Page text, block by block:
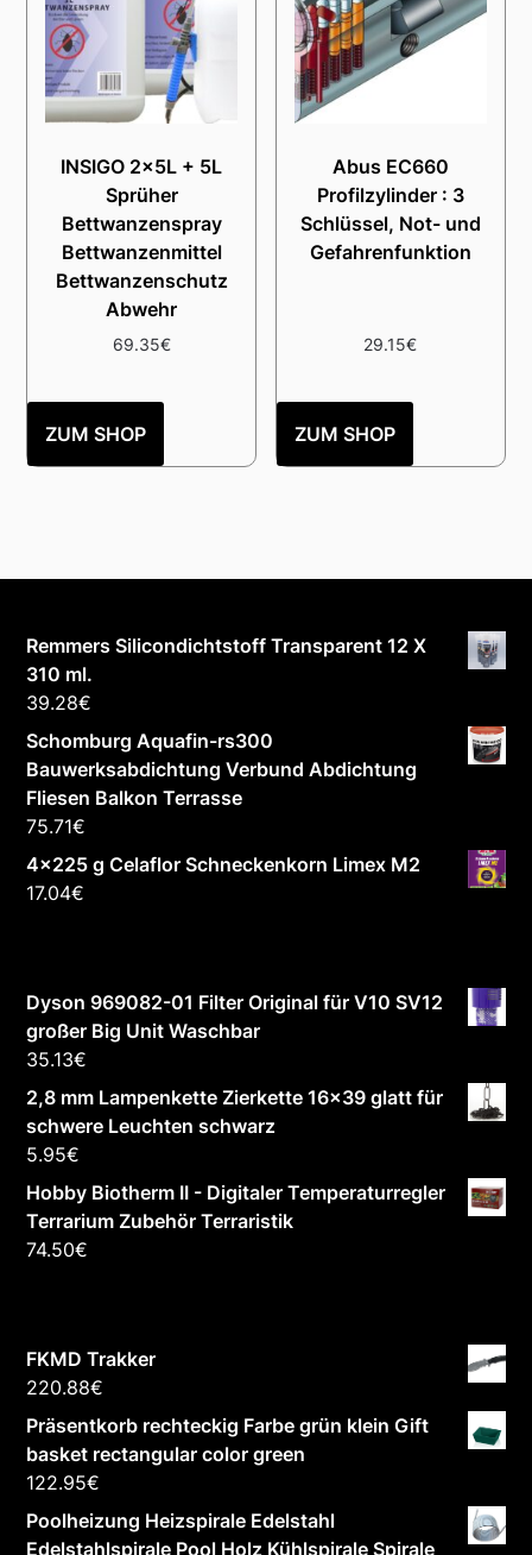
INSIGO 2x5L + 5L
Sprüher
Bettwanzenspray
Bettwanzenmittel
Bettwanzenschutz
Abwehr
69.35€
ZUM SHOP
Abus EC660
Profilzylinder : 3
Schlüssel, Not- und
Gefahrenfunktion
29.15€
ZUM SHOP
Remmers Silicondichtstoff Transparent 12 X
310 ml.
39.28€
Schomburg Aquafin-rs300
Bauwerksabdichtung Verbund Abdichtung
Fliesen Balkon Terrasse
75.71€
4x225 g Celaflor Schneckenkorn Limex M2
17.04€
Dyson 969082-01 Filter Original für V10 SV12
großer Big Unit Waschbar
35.13€
2,8 mm Lampenkette Zierkette 16x39 glatt für
schwere Leuchten schwarz
5.95€
Hobby Biotherm II - Digitaler Temperaturregler
Terrarium Zubehör Terraristik
74.50€
FKMD Trakker
220.88€
Präsentkorb rechteckig Farbe grün klein Gift
basket rectangular color green
122.95€
Poolheizung Heizspirale Edelstahl
Edelstahlspirale Pool Holz Kühlspirale Spirale